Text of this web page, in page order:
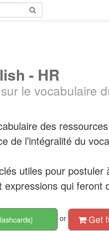
- HR
le vocabulaire
des
de l’intégralité du
utiles pour postuler
expressions qui feront
or Get